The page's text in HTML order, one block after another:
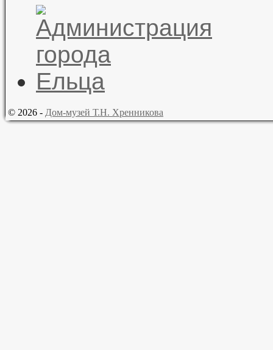
© 2026 - Дом-музей Т.Н. Хренникова